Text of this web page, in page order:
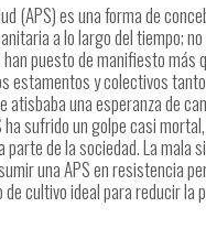
(APS) es una forma de
a lo largo del tiempo;
puesto de manifiesto
estamentos y colectivos
atisbaba una esperanza de
sufrido un golpe casi
parte de la sociedad. La
una APS en resistencia
cultivo ideal para reducir